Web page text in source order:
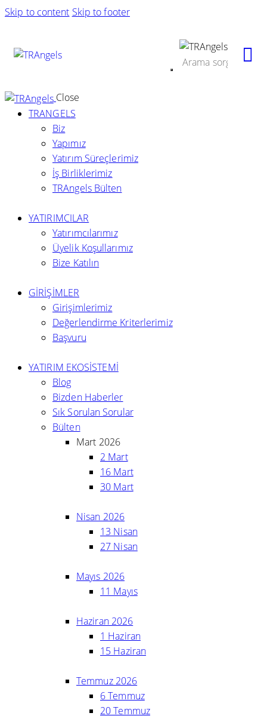
Skip to content Skip to footer
Close
TRANGELS
Biz
Yapımız
Yatırım Süreçlerimiz
İş Birliklerimiz
TRAngels Bülten
YATIRIMCILAR
Yatırımcılarımız
Üyelik Koşullarımız
Bize Katılın
GİRİŞİMLER
Girişimlerimiz
Değerlendirme Kriterlerimiz
Başvuru
YATIRIM EKOSİSTEMİ
Blog
Bizden Haberler
Sık Sorulan Sorular
Bülten
Mart 2026
2 Mart
16 Mart
30 Mart
Nisan 2026
13 Nisan
27 Nisan
Mayıs 2026
11 Mayıs
Haziran 2026
1 Haziran
15 Haziran
Temmuz 2026
6 Temmuz
20 Temmuz